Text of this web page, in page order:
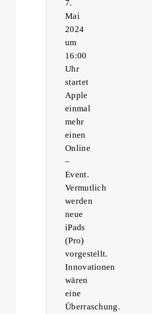
7.
Mai
2024
um
16:00
Uhr
startet
Apple
einmal
mehr
einen
Online
–
Event.
Vermutlich
werden
neue
iPads
(Pro)
vorgestellt.
Innovationen
wären
eine
Überraschung.